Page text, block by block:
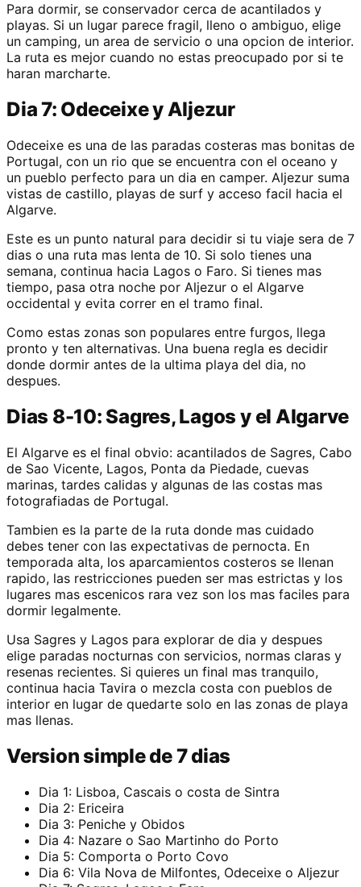
Para dormir, se conservador cerca de acantilados y
playas. Si un lugar parece fragil, lleno o ambiguo, elige
un camping, un area de servicio o una opcion de interior.
La ruta es mejor cuando no estas preocupado por si te
haran marcharte.
Dia 7: Odeceixe y Aljezur
Odeceixe es una de las paradas costeras mas bonitas de
Portugal, con un rio que se encuentra con el oceano y
un pueblo perfecto para un dia en camper. Aljezur suma
vistas de castillo, playas de surf y acceso facil hacia el
Algarve.
Este es un punto natural para decidir si tu viaje sera de 7
dias o una ruta mas lenta de 10. Si solo tienes una
semana, continua hacia Lagos o Faro. Si tienes mas
tiempo, pasa otra noche por Aljezur o el Algarve
occidental y evita correr en el tramo final.
Como estas zonas son populares entre furgos, llega
pronto y ten alternativas. Una buena regla es decidir
donde dormir antes de la ultima playa del dia, no
despues.
Dias 8-10: Sagres, Lagos y el Algarve
El Algarve es el final obvio: acantilados de Sagres, Cabo
de Sao Vicente, Lagos, Ponta da Piedade, cuevas
marinas, tardes calidas y algunas de las costas mas
fotografiadas de Portugal.
Tambien es la parte de la ruta donde mas cuidado
debes tener con las expectativas de pernocta. En
temporada alta, los aparcamientos costeros se llenan
rapido, las restricciones pueden ser mas estrictas y los
lugares mas escenicos rara vez son los mas faciles para
dormir legalmente.
Usa Sagres y Lagos para explorar de dia y despues
elige paradas nocturnas con servicios, normas claras y
resenas recientes. Si quieres un final mas tranquilo,
continua hacia Tavira o mezcla costa con pueblos de
interior en lugar de quedarte solo en las zonas de playa
mas llenas.
Version simple de 7 dias
Dia 1: Lisboa, Cascais o costa de Sintra
Dia 2: Ericeira
Dia 3: Peniche y Obidos
Dia 4: Nazare o Sao Martinho do Porto
Dia 5: Comporta o Porto Covo
Dia 6: Vila Nova de Milfontes, Odeceixe o Aljezur